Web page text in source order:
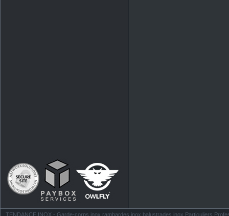
TENDANCE INOX - Garde-corps inox rambardes inox balustrades inox Particuliers